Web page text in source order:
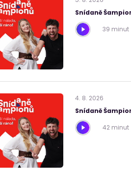
Snídaně
39 minut
4. 8. 2026
Snídaně
42 minut